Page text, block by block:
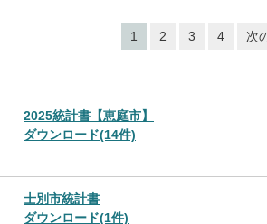
1 2 3 4 次
2025統計書【恵庭市】
ダウンロード(14件)
士別市統計書
ダウンロード(1件)